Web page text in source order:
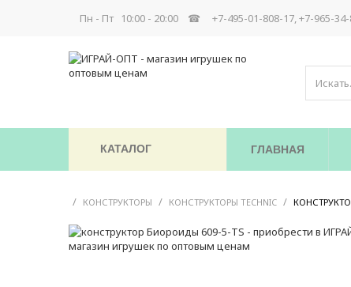
Пн - Пт 10:00 - 20:00 ☎ +7-495-01-808-17, +7-965-
КАТАЛОГ ГЛАВНАЯ
/ КОНСТРУКТОРЫ / КОНСТРУКТОРЫ TECHNIC /